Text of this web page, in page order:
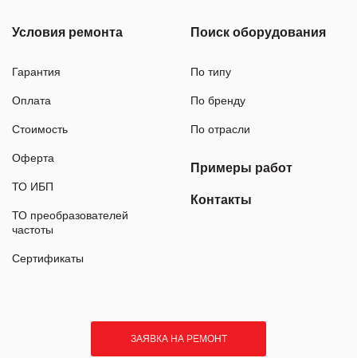
Условия ремонта
Гарантия
Оплата
Стоимость
Оферта
ТО ИБП
ТО преобразователей
частоты
Сертификаты
Поиск оборудования
По типу
По бренду
По отрасли
Примеры работ
Контакты
ЗАЯВКА НА РЕМОНТ